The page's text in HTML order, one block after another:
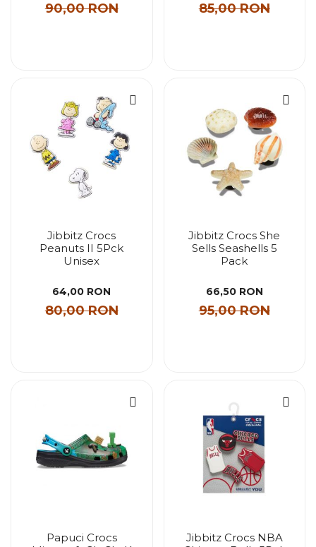
90,00 RON 85,00 RON
Jibbitz Crocs
Peanuts II 5Pck
Unisex
64,00 RON
80,00 RON
Jibbitz Crocs She
Sells Seashells 5
Pack
66,50 RON
95,00 RON
Papuci Crocs
Jibbitz Crocs NBA